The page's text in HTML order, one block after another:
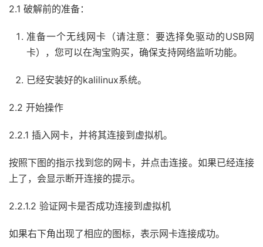
2.1 破解前的准备：
准备一个无线网卡（请注意：要选择免驱动的USB网
卡），您可以在淘宝购买，确保支持网络监听功能。
已经安装好的kalilinux系统。
2.2 开始操作
2.2.1 插入网卡，并将其连接到虚拟机。
按照下图的指示找到您的网卡，并点击连接。如果已经连接
上了，会显示断开连接的提示。
2.2.1.2 验证网卡是否成功连接到虚拟机
如果右下角出现了相应的图标，表示网卡连接成功。